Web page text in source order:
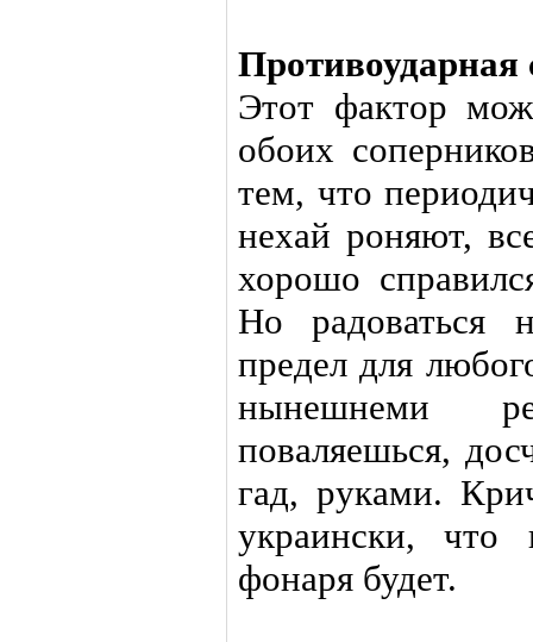
Противоударная
Этот фактор
обоих
тем, что
нехай роняют,
хорошо
Но радоваться
предел для
нынешнеми
поваляешься,
гад, руками.
украински, что
фонаря будет.